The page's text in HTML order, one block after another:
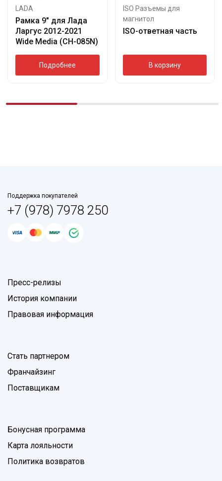
LADA
Рамка 9″ для Лада
Ларгус 2012-2021
Wide Media (CH-085N)
Подробнее
ISO Разъемы для
магнитол
ISO-ответная часть
В корзину
Поддержка покупателей
+7 (978) 7978 250
Пресс-релизы
История компании
Правовая информация
Стать партнером
Франчайзинг
Поставщикам
Бонусная программа
Карта лояльности
Политика возвратов